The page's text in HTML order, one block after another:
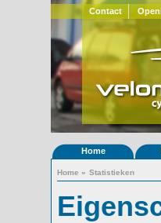
Contact
Home
Home » Statistieken